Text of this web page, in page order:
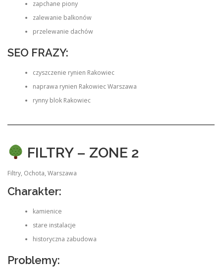
zapchane piony
zalewanie balkonów
przelewanie dachów
SEO FRAZY:
czyszczenie rynien Rakowiec
naprawa rynien Rakowiec Warszawa
rynny blok Rakowiec
FILTRY – ZONE 2
Filtry, Ochota, Warszawa
Charakter:
kamienice
stare instalacje
historyczna zabudowa
Problemy: